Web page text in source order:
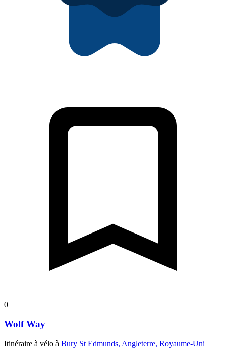
0
Wolf Way
Itinéraire à vélo à Bury St Edmunds, Angleterre, Royaume-Uni